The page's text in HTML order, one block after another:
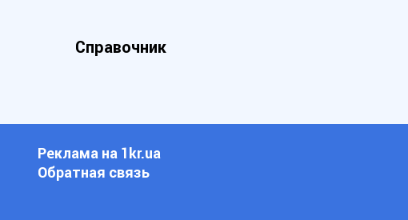
Справочник
Реклама на 1kr.ua
Обратная связь